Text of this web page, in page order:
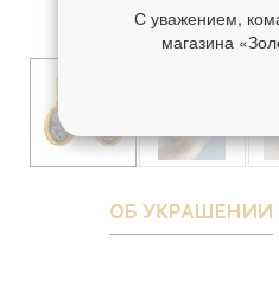
ОБ УКРАШЕНИИ
С уважением,
магазина